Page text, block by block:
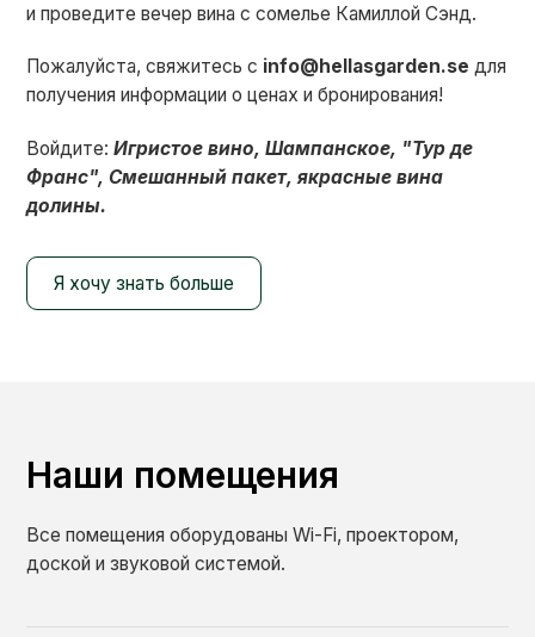
и проведите вечер вина с сомелье Камиллой Сэнд.
Пожалуйста, свяжитесь с info@hellasgarden.se для
получения информации о ценах и бронирования!
Войдите:Игристое вино,Шампанское, "Тур де
Франс", Смешанный пакет, якрасные вина
долины.
Я хочу знать больше
Наши помещения
Все помещения оборудованы Wi-Fi, проектором,
доской и звуковой системой.